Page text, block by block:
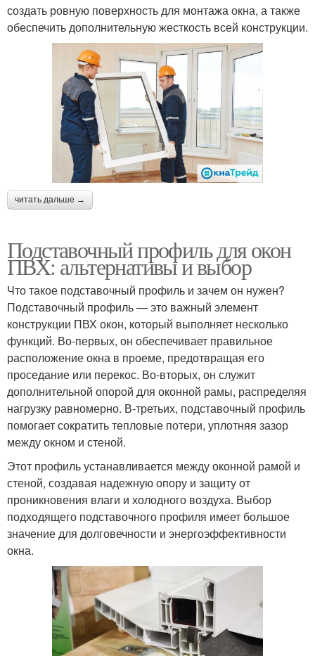
создать ровную поверхность для монтажа окна, а также
обеспечить дополнительную жесткость всей конструкции.
читать дальше →
Подставочный профиль для окон
ПВХ: альтернативы и выбор
Что такое подставочный профиль и зачем он нужен?
Подставочный профиль — это важный элемент
конструкции ПВХ окон, который выполняет несколько
функций. Во-первых, он обеспечивает правильное
расположение окна в проеме, предотвращая его
проседание или перекос. Во-вторых, он служит
дополнительной опорой для оконной рамы, распределяя
нагрузку равномерно. В-третьих, подставочный профиль
помогает сократить тепловые потери, уплотняя зазор
между окном и стеной.
Этот профиль устанавливается между оконной рамой и
стеной, создавая надежную опору и защиту от
проникновения влаги и холодного воздуха. Выбор
подходящего подставочного профиля имеет большое
значение для долговечности и энергоэффективности
окна.